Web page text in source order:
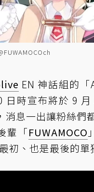
EN 神話組的「
日時宣布將於 9
消息一出讓粉絲們
輩「FUWAMOCO
初、也是最後的單